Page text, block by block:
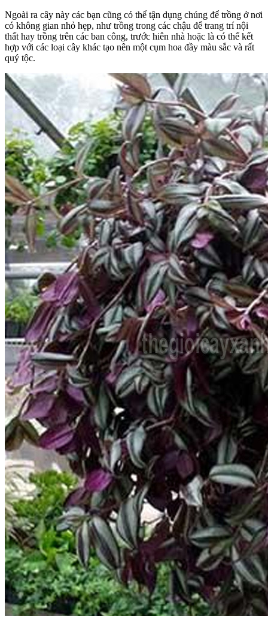
Ngoài ra cây này các bạn cũng có thể tận dụng chúng để trồng ở nơi
có không gian nhỏ hẹp, như trồng trong các chậu để trang trí nội
thất hay trồng trên các ban công, trước hiên nhà hoặc là có thể kết
hợp với các loại cây khác tạo nên một cụm hoa đầy màu sắc và rất
quý tộc.